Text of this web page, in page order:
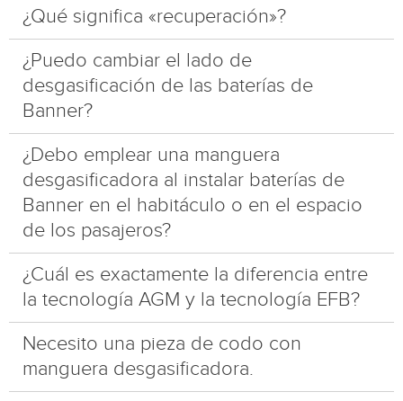
¿Qué significa «recuperación»?
¿Puedo cambiar el lado de
desgasificación de las baterías de
Banner?
¿Debo emplear una manguera
desgasificadora al instalar baterías de
Banner en el habitáculo o en el espacio
de los pasajeros?
¿Cuál es exactamente la diferencia entre
la tecnología AGM y la tecnología EFB?
Necesito una pieza de codo con
manguera desgasificadora.